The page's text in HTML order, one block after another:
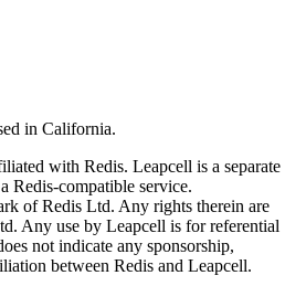
in California.
with Redis. Leapcell is a separate
Redis-compatible service.
of Redis Ltd. Any rights therein are
Any use by Leapcell is for referential
not indicate any sponsorship,
between Redis and Leapcell.